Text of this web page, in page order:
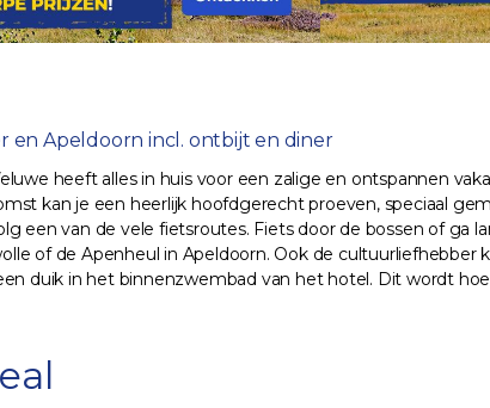
en Apeldoorn incl. ontbijt en diner
heeft alles in huis voor een zalige en ontspannen
kan je een heerlijk hoofdgerecht proeven, speciaal
een van de vele fietsroutes. Fiets door de bossen of ga
of de Apenheul in Apeldoorn. Ook de
duik in het binnenzwembad van het hotel. Dit wordt